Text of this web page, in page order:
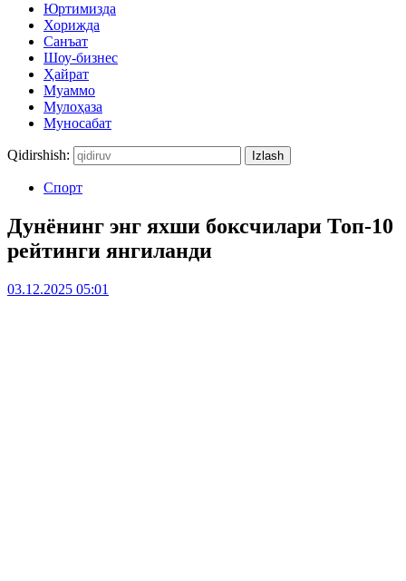
Юртимизда
Хорижда
Санъат
Шоу-бизнес
Ҳайрат
Муаммо
Мулоҳаза
Муносабат
Qidirshish:
Спорт
Дунёнинг энг яхши боксчилари Топ-10
рейтинги янгиланди
03.12.2025 05:01